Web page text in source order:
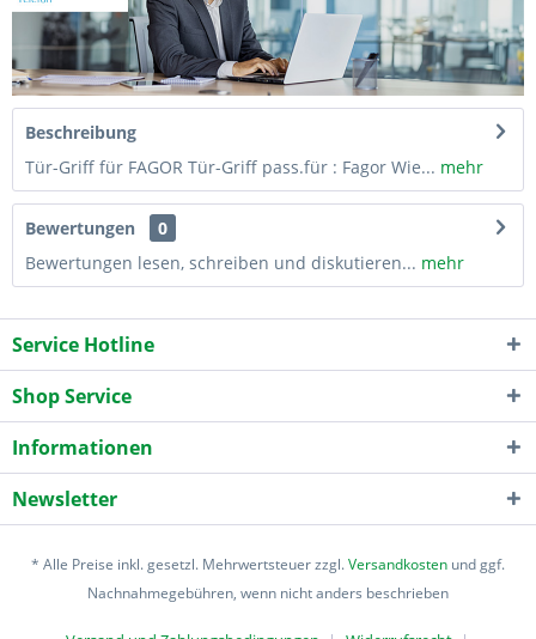
Beschreibung
Tür-Griff für FAGOR Tür-Griff pass.für : Fagor Wie... mehr
Bewertungen
0
Bewertungen lesen, schreiben und diskutieren... mehr
Service Hotline
Shop Service
Informationen
Newsletter
* Alle Preise inkl. gesetzl. Mehrwertsteuer zzgl.Versandkosten und ggf.
Nachnahmegebühren, wenn nicht anders beschrieben